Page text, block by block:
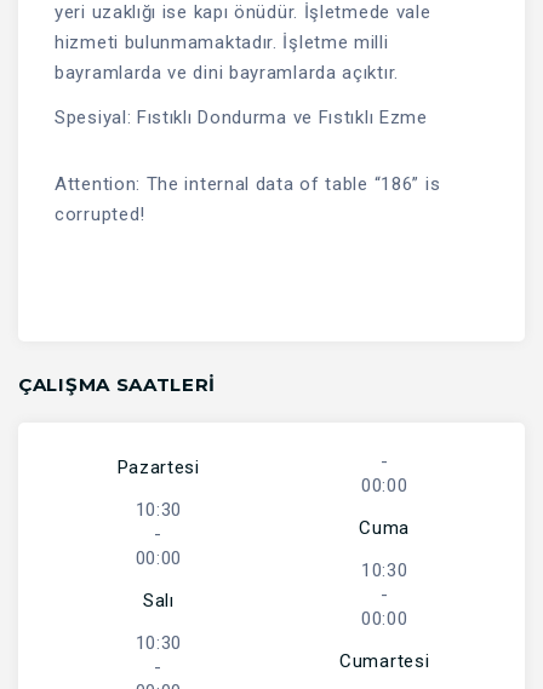
yeri uzaklığı ise kapı önüdür. İşletmede vale
hizmeti bulunmamaktadır. İşletme milli
bayramlarda ve dini bayramlarda açıktır.
Spesiyal: Fıstıklı Dondurma ve Fıstıklı Ezme
Attention: The internal data of table “186” is
corrupted!
ÇALIŞMA SAATLERI
Pazartesi
10:30
-
00:00
Salı
10:30
-
-
00:00
Cuma
10:30
-
00:00
Cumartesi